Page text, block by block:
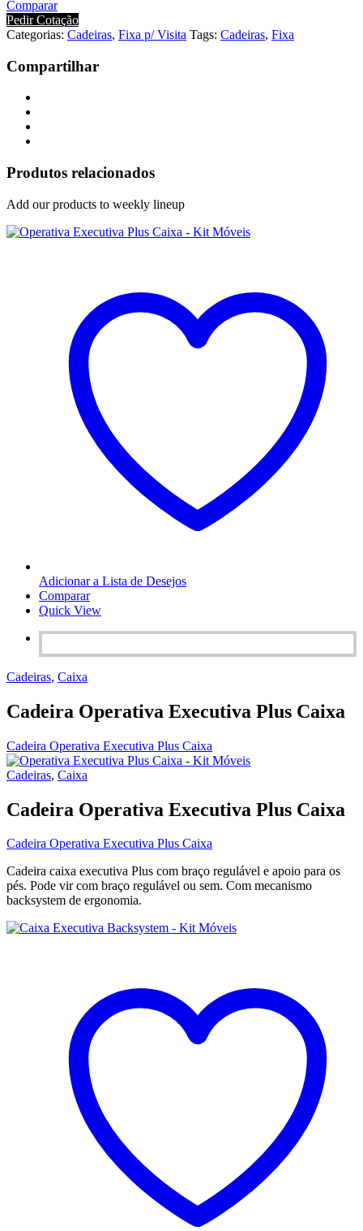
Comparar
Pedir Cotação
Categorias: Cadeiras, Fixa p/ Visita Tags: Cadeiras, Fixa
Compartilhar
Produtos relacionados
Add our products to weekly lineup
Adicionar a Lista de Desejos
Comparar
Quick View
Cadeiras, Caixa
Cadeira Operativa Executiva Plus Caixa
Cadeira Operativa Executiva Plus Caixa
Cadeiras, Caixa
Cadeira Operativa Executiva Plus Caixa
Cadeira Operativa Executiva Plus Caixa
Cadeira caixa executiva Plus com braço regulável e apoio para os
pés. Pode vir com braço regulável ou sem. Com mecanismo
backsystem de ergonomia.